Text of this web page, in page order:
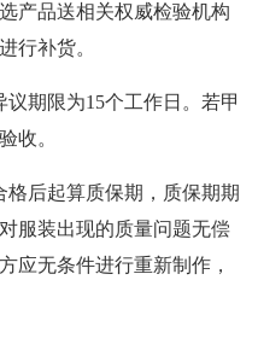
产品送相关权威检验机构
行补货。
期限为15个工作日。若甲
收。
后起算质保期，质保期期
服装出现的质量问题无偿
应无条件进行重新制作，